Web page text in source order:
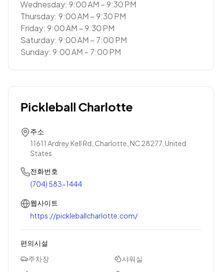
Wednesday: 9:00 AM – 9:30 PM
Thursday: 9:00 AM – 9:30 PM
Friday: 9:00 AM – 9:30 PM
Saturday: 9:00 AM – 7:00 PM
Sunday: 9:00 AM – 7:00 PM
Pickleball Charlotte
주소
11611 Ardrey Kell Rd, Charlotte, NC 28277, United
States
전화번호
(704) 583-1444
웹사이트
https://pickleballcharlotte.com/
편의시설
주차장
샤워실